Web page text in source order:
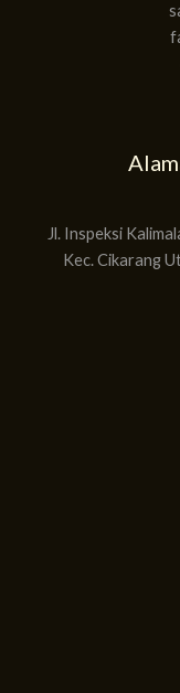
Jl. Inspeksi
Kec. Cikarang